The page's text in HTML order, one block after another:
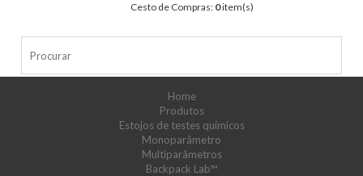
Cesto de Compras: 0item(s)
Home
Produtos
Estojos de testes químicos
Monoparâmetro
Multiparâmetros
Backpack Lab™